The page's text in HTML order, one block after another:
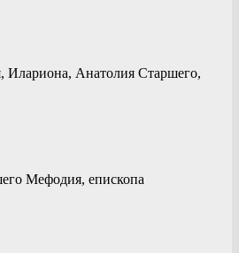
Анатолия Старшего,
Мефодия, епископа